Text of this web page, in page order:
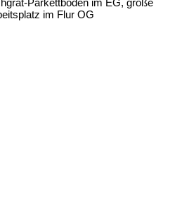
Parkettboden im EG, große
im Flur OG